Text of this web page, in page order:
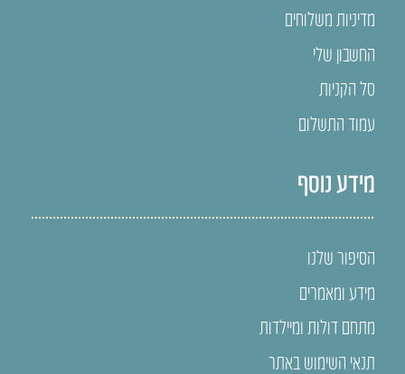
מדיניות משלוחים
החשבון שלי
סל הקניות
עמוד התשלום
מידע נוסף
הסיפור שלנו
מידע ומאמרים
מתחם דולות ומיילדות
תנאי השימוש באתר